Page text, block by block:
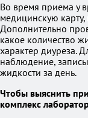
Во время приема у
медицинскую
Дополнительно
какое количество
характер диуреза.
наблюдение,
жидкости за день.
Чтобы выяснить
комплекс